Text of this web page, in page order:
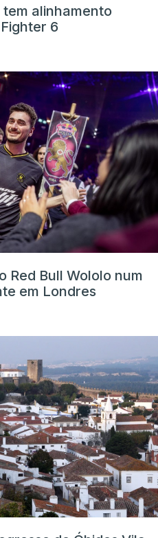
alinhamento
6
Red Bull Wololo num
em Londres